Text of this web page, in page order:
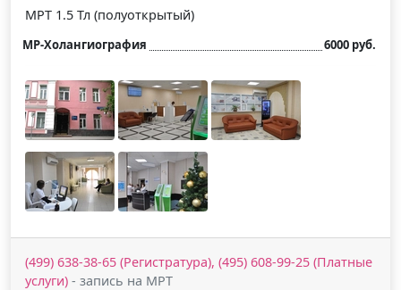
МРТ 1.5 Тл (полуоткрытый)
МР-Холангиография 6000 руб.
(499) 638-38-65 (Регистратура), (495) 608-99-25 (Платные
услуги) - запись на МРТ